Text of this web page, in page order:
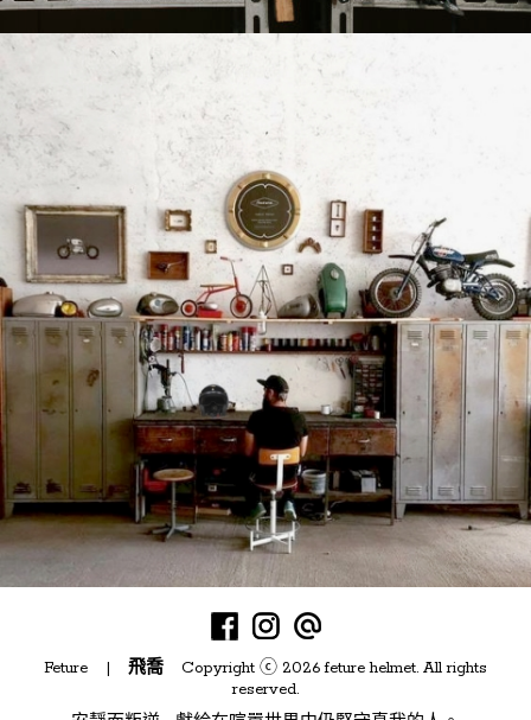
Feture | 飛喬 Copyright ⓒ 2026 feture helmet. All rights
reserved.